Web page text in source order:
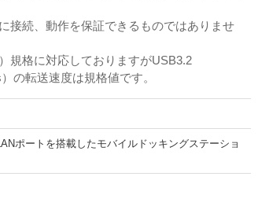
接続、動作を保証できるものではありませ
規格に対応しておりますがUSB3.2
の転送速度は規格値です。
ポートを搭載したモバイルドッキングステーショ